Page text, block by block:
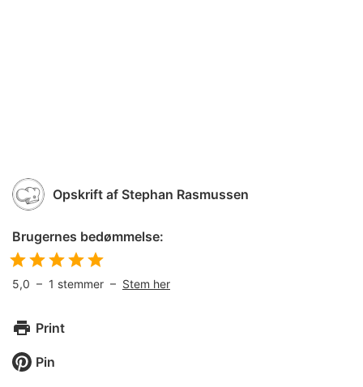
Opskrift af Stephan Rasmussen
Brugernes bedømmelse:
5,0 – 1 stemmer – Stem her
Print
Pin